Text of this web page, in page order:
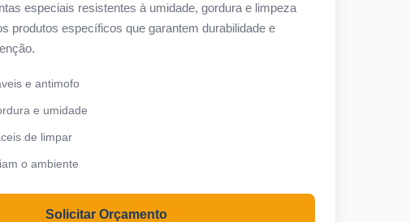
especiais resistentes à umidade, gordura e limpeza
produtos específicos que garantem durabilidade e
e antimofo
e umidade
de limpar
o ambiente
Solicitar Orçamento